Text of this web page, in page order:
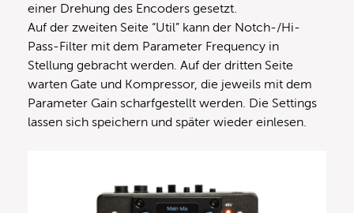
einer Drehung des Encoders gesetzt.
Auf der zweiten Seite “Util” kann der Notch-/Hi-
Pass-Filter mit dem Parameter Frequency in
Stellung gebracht werden. Auf der dritten Seite
warten Gate und Kompressor, die jeweils mit dem
Parameter Gain scharfgestellt werden. Die Settings
lassen sich speichern und später wieder einlesen.